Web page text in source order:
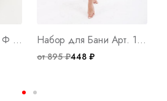
Блуза женская Лиэн Ф Арт. 10099 Набор для Бани Арт. 1518
от 895 ₽448 ₽